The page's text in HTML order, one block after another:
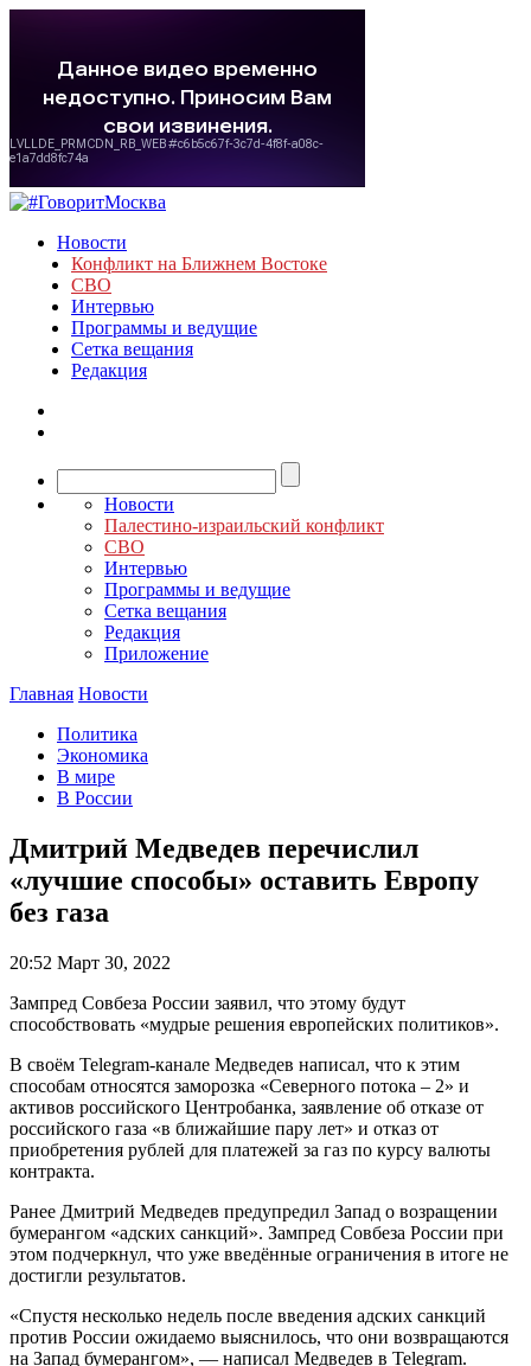
Новости
Конфликт на Ближнем Востоке
СВО
Интервью
Программы и ведущие
Сетка вещания
Редакция
Новости
Палестино-израильский конфликт
СВО
Интервью
Программы и ведущие
Сетка вещания
Редакция
Приложение
Главная Новости
Политика
Экономика
В мире
В России
Дмитрий Медведев перечислил
«лучшие способы» оставить Европу
без газа
20:52 Март 30, 2022
Зампред Совбеза России заявил, что этому будут
способствовать «мудрые решения европейских политиков».
В своём Telegram-канале Медведев написал, что к этим
способам относятся заморозка «Северного потока – 2» и
активов российского Центробанка, заявление об отказе от
российского газа «в ближайшие пару лет» и отказ от
приобретения рублей для платежей за газ по курсу валюты
контракта.
Ранее Дмитрий Медведев предупредил Запад о возращении
бумерангом «адских санкций». Зампред Совбеза России при
этом подчеркнул, что уже введённые ограничения в итоге не
достигли результатов.
«Спустя несколько недель после введения адских санкций
против России ожидаемо выяснилось, что они возвращаются
на Запад бумерангом», — написал Медведев в Telegram.